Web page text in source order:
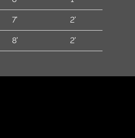
7' 2'
8' 2'